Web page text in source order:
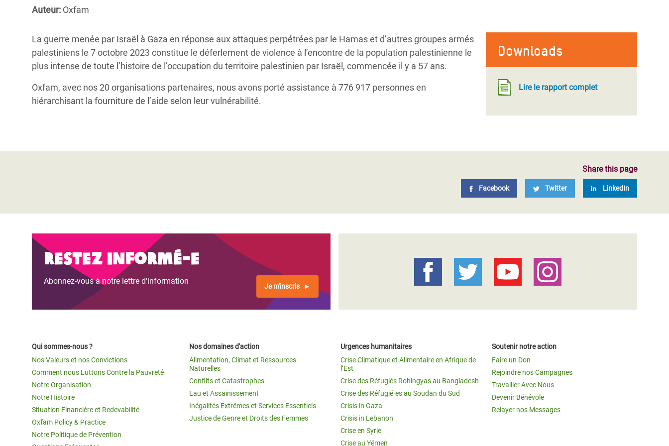
Conflits et Catastrophes
Services Essentiels
Inequality and Rights in a
Gender, Rights, and Justice
l’Est
Crise au Yémen
au Bangladesh
#MonClimatMonAvenir
Derrière notre Alimentation
Les Violences Faites aux Femmes et aux
Auteur: Oxfam
Downloads
Lire le rapport complet
La guerre menée par Israël à Gaza en réponse aux attaques perpétrées par le Hamas et d’autres groupes armés
palestiniens le 7 octobre 2023 constitue le déferlement de violence à l’encontre de la population palestinienne le
plus intense de toute l’histoire de l’occupation du territoire palestinien par Israël, commencée il y a 57 ans.
Oxfam, avec nos 20 organisations partenaires, nous avons porté assistance à 776 917 personnes en
hiérarchisant la fourniture de l’aide selon leur vulnérabilité.
Share this page
Facebook Twitter LinkedIn
Restez informé-e
Abonnez-vous à notre lettre d'information
Je m'inscris
Qui sommes-nous ?
Nos Valeurs et nos Convictions
Comment nous Luttons Contre la Pauvreté
Notre Organisation
Notre Histoire
Situation Financière et Redevabilité
Oxfam Policy & Practice
Notre Politique de Prévention
Nos domaines d'action
Alimentation, Climat et Ressources
Naturelles
Conflits et Catastrophes
Eau et Assainissement
Inégalités Extrêmes et Services Essentiels
Justice de Genre et Droits des Femmes
Urgences humanitaires
Crise Climatique et Alimentaire en Afrique de
l’Est
Crise des Réfugiés Rohingyas au Bangladesh
Crise des Réfugié·es au Soudan du Sud
Crisis in Gaza
Crisis in Lebanon
Crise en Syrie
Crise au Yémen
Soutenir notre action
Faire un Don
Rejoindre nos Campagnes
Travailler Avec Nous
Devenir Bénévole
Relayer nos Messages